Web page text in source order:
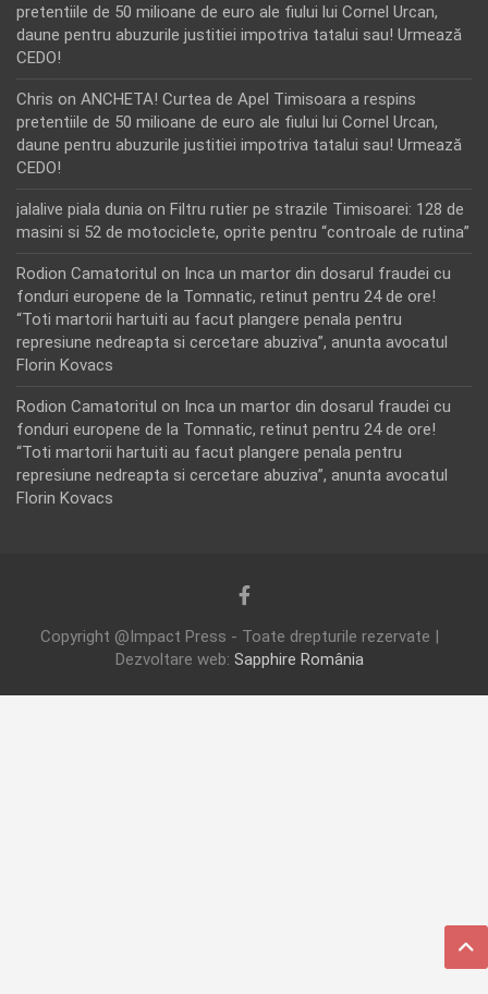
pretentiile de 50 milioane de euro ale fiului lui Cornel Urcan,
daune pentru abuzurile justitiei impotriva tatalui sau! Urmează
CEDO!
Chris on ANCHETA! Curtea de Apel Timisoara a respins
pretentiile de 50 milioane de euro ale fiului lui Cornel Urcan,
daune pentru abuzurile justitiei impotriva tatalui sau! Urmează
CEDO!
jalalive piala dunia on Filtru rutier pe strazile Timisoarei: 128 de
masini si 52 de motociclete, oprite pentru “controale de rutina”
Rodion Camatoritul on Inca un martor din dosarul fraudei cu
fonduri europene de la Tomnatic, retinut pentru 24 de ore!
“Toti martorii hartuiti au facut plangere penala pentru
represiune nedreapta si cercetare abuziva”, anunta avocatul
Florin Kovacs
Rodion Camatoritul on Inca un martor din dosarul fraudei cu
fonduri europene de la Tomnatic, retinut pentru 24 de ore!
“Toti martorii hartuiti au facut plangere penala pentru
represiune nedreapta si cercetare abuziva”, anunta avocatul
Florin Kovacs
Copyright @Impact Press - Toate drepturile rezervate |
Dezvoltare web: Sapphire România